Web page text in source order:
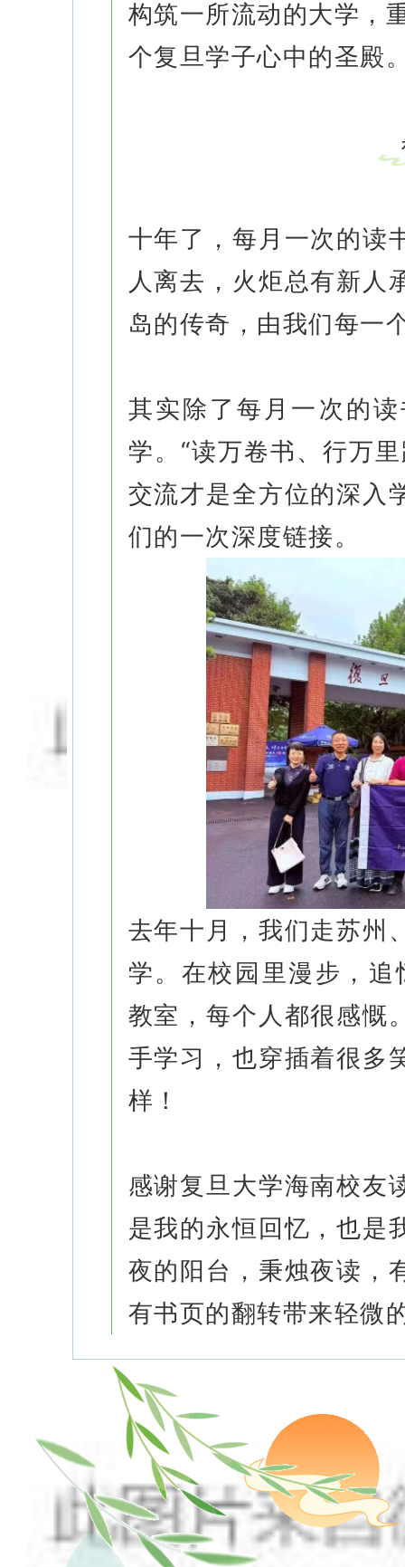
构筑一所流动的大学
个复旦学子心中的圣殿
十年了，每月一次的读
人离去，火炬总有新人
岛的传奇，由我们每一
其实除了每月一次的
学。“读万卷书、行万
交流才是全方位的深入
们的一次深度链接。
去年十月，我们走苏州
学。在校园里漫步，
教室 ，每个人都很感
手学习，也穿插着很多
样！
感谢复旦大学海南校友
是我的永恒回忆，也是
夜的阳台，秉烛夜读，
有书页的翻转带来轻微